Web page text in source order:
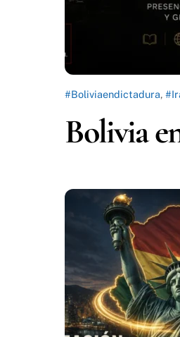
#Boliviaendictadura,
Bolivia